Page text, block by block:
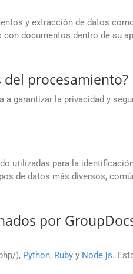
y extracción de datos
con documentos dentro de su
procesamiento?
garantizar la privacidad y
utilizadas para la
de datos más diversos,
por
), Python, Ruby y Node.js.